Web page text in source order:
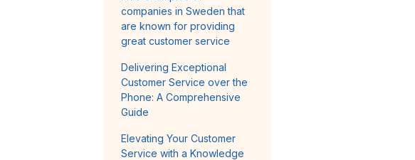
companies in Sweden that
are known for providing
great customer service
Delivering Exceptional
Customer Service over the
Phone: A Comprehensive
Guide
Elevating Your Customer
Service with a Knowledge